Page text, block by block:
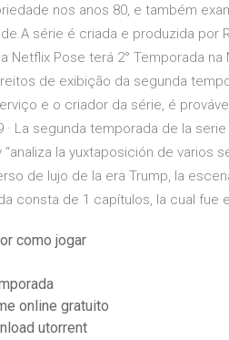
nos anos 80, e também
série é criada e produzida por
Netflix Pose terá 2° Temporada
de exibição da segunda
e o criador da série, é
La segunda temporada de la
la yuxtaposición de varios
de lujo de la era Trump, la
consta de 1 capítulos, la cual fue
como jogar
online gratuito
utorrent